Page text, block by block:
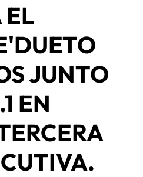
JUNTO
EN